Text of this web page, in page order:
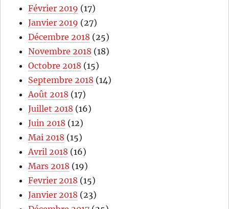
Février 2019 (17)
Janvier 2019 (27)
Décembre 2018 (25)
Novembre 2018 (18)
Octobre 2018 (15)
Septembre 2018 (14)
Août 2018 (17)
Juillet 2018 (16)
Juin 2018 (12)
Mai 2018 (15)
Avril 2018 (16)
Mars 2018 (19)
Fevrier 2018 (15)
Janvier 2018 (23)